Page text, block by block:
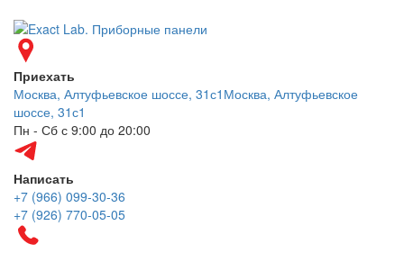
Приехать
Москва, Алтуфьевское шоссе, 31с1 Москва, Алтуфьевское
шоссе, 31с1
Пн - Сб с 9:00 до 20:00
Написать
+7 (966) 099-30-36
+7 (926) 770-05-05